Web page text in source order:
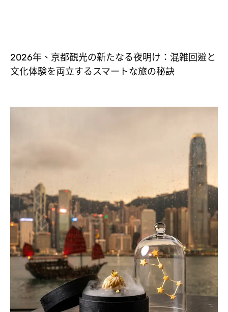
2026年、京都観光の新たなる夜明け：混雑回避と
文化体験を両立するスマートな旅の秘訣